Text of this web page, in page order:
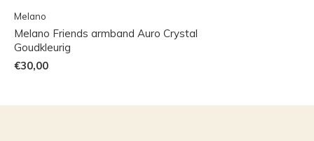
Melano
Melano Friends armband Auro Crystal
Goudkleurig
€30,00